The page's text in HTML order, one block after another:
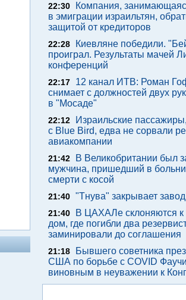
22:30
Компания,
в эмиграции израильтян,
защитой от кредиторов
22:28
Киевляне победили.
проиграл. Результаты мачей
конференций
22:17
12 канал ИТВ: Роман
снимает с должностей двух
в "Мосаде"
22:12
Израильские
с Blue Bird, едва не сорвали
авиакомпании
21:42
В Великобритании был
мужчина, пришедший в
смерти с косой
21:40 "Тнува" закрывает
21:40
В ЦАХАЛе склоняются к
дом, где погибли два
заминировали до соглашения
21:18
Бывшего советника
США по борьбе с COVID
виновным в неуважении к